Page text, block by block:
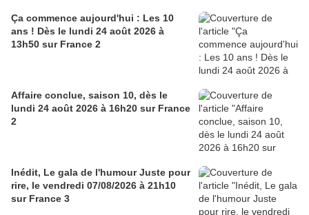
Ça commence aujourd'hui : Les 10
ans ! Dès le lundi 24 août 2026 à
13h50 sur France 2
Affaire conclue, saison 10, dès le
lundi 24 août 2026 à 16h20 sur France
2
Inédit, Le gala de l'humour Juste pour
rire, le vendredi 07/08/2026 à 21h10
sur France 3